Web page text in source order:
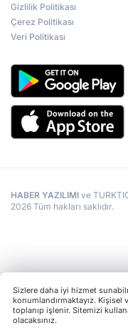
Gizlilik Politikası
Çerez Politikası
Veri Politikası
HABER YAZILIMI ve
2026 Tüm hakları saklıdır.
Sizlere daha iyi hizmet
konumlandırmaktayız. Kişisel
toplanıp işlenir. Sitemizi
olacaksınız.